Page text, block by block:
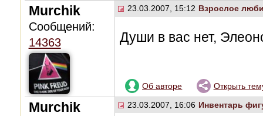
Murchik
Сообщений:
14363
23.03.2007, 15:12 Взрослое
Души в вас нет,
Об авторе Открыть
Murchik 23.03.2007, 16:06 Инвентарь